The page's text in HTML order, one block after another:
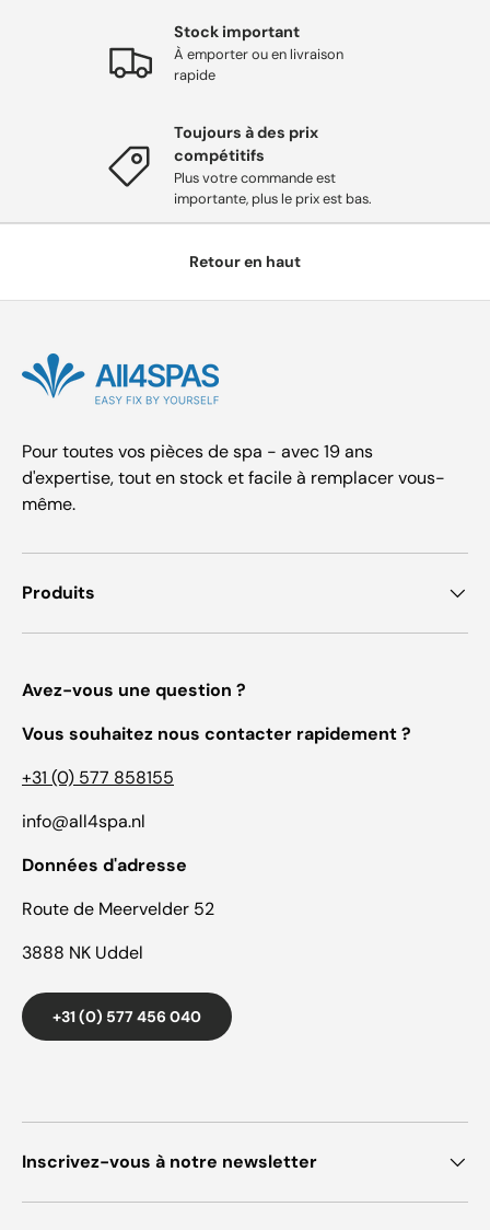
Stock important
À emporter ou en livraison
rapide
Toujours à des prix
compétitifs
Plus votre commande est
importante, plus le prix est bas.
Retour en haut
Pour toutes vos pièces de spa - avec 19 ans
d'expertise, tout en stock et facile à remplacer vous-
même.
Produits
Avez-vous une question ?
Vous souhaitez nous contacter rapidement ?
+31 (0) 577 858155
info@all4spa.nl
Données d'adresse
Route de Meervelder 52
3888 NK Uddel
+31 (0) 577 456 040
Inscrivez-vous à notre newsletter